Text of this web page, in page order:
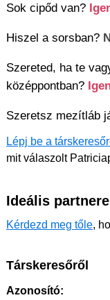
Sok cipőd van?
Hiszel a sorsban?
Szereted, ha te
középpontban?
Szeretsz mezítláb
Lépj be a
mit válaszolt
Ideális
Kérdezd meg tőle,
Társkeresőről
Azonosító: